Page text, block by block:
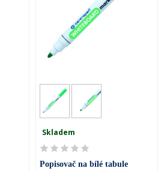
Skladem
Popisovač na bílé tabule